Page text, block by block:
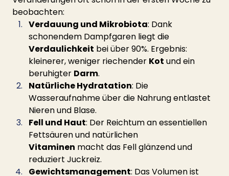
beobachten:
Verdauung und Mikrobiota: Dank
schonendem Dampfgaren liegt die
Verdaulichkeit bei über 90%. Ergebnis:
kleinerer, weniger riechender Kot und ein
beruhigter Darm.
Natürliche Hydratation: Die
Wasseraufnahme über die Nahrung entlastet
Nieren und Blase.
Fell und Haut: Der Reichtum an essentiellen
Fettsäuren und natürlichen
Vitaminen macht das Fell glänzend und
reduziert Juckreiz.
Gewichtsmanagement: Das Volumen ist